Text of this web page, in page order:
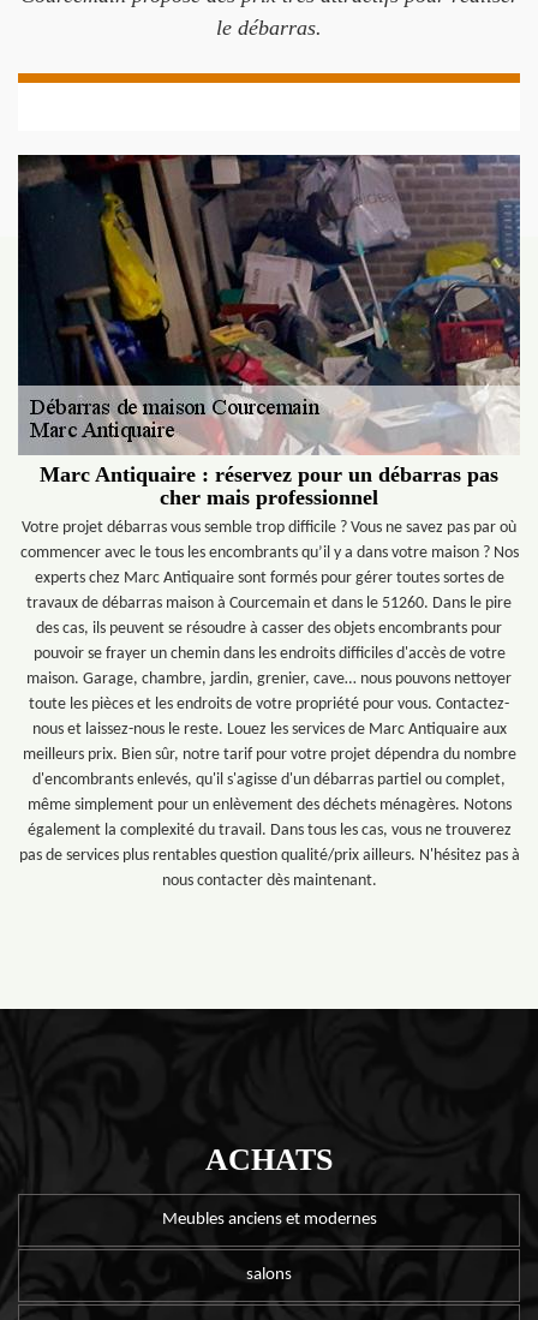
le débarras.
Marc Antiquaire : réservez pour un débarras pas
cher mais professionnel
Votre projet débarras vous semble trop difficile ? Vous ne savez pas par où
commencer avec le tous les encombrants qu’il y a dans votre maison ? Nos
experts chez Marc Antiquaire sont formés pour gérer toutes sortes de
travaux de débarras maison à Courcemain et dans le 51260. Dans le pire
des cas, ils peuvent se résoudre à casser des objets encombrants pour
pouvoir se frayer un chemin dans les endroits difficiles d'accès de votre
maison. Garage, chambre, jardin, grenier, cave… nous pouvons nettoyer
toute les pièces et les endroits de votre propriété pour vous. Contactez-
nous et laissez-nous le reste. Louez les services de Marc Antiquaire aux
meilleurs prix. Bien sûr, notre tarif pour votre projet dépendra du nombre
d'encombrants enlevés, qu'il s'agisse d'un débarras partiel ou complet,
même simplement pour un enlèvement des déchets ménagères. Notons
également la complexité du travail. Dans tous les cas, vous ne trouverez
pas de services plus rentables question qualité/prix ailleurs. N'hésitez pas à
nous contacter dès maintenant.
ACHATS
Meubles anciens et modernes
salons